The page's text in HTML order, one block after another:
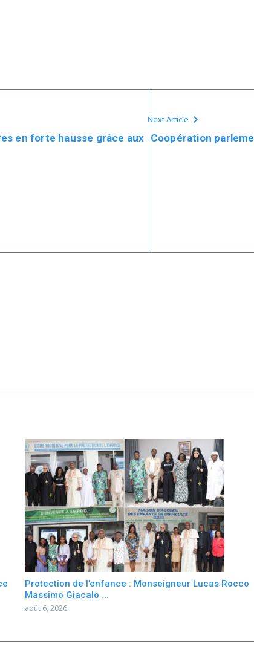
en forte hausse grâce aux
Next Article
Coopération
Protection de l’enfance : Monseigneur Lucas Rocco
Massimo Giacalo ...
août 6, 2026